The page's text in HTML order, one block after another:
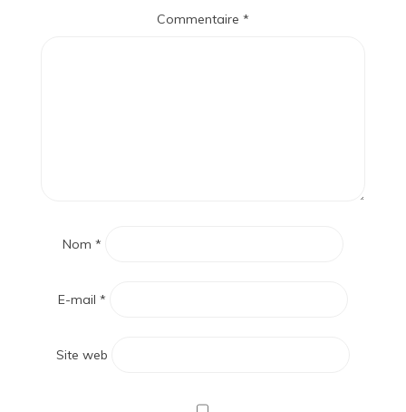
Commentaire *
Nom *
E-mail *
Site web